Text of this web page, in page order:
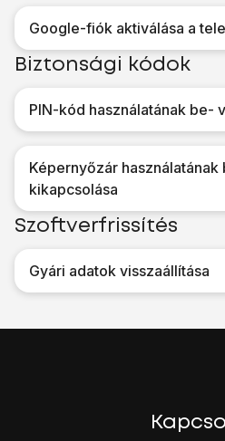
Google-fiók aktiválása a
Biztonsági kódok
PIN-kód használatának be-
Képernyőzár használatának
kikapcsolása
Szoftverfrissítés
Gyári adatok visszaállítása